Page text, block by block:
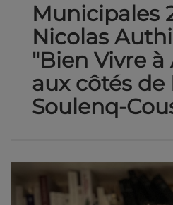
Municipales
Nicolas
"Bien Vivre à
aux côtés de
Soulenq-